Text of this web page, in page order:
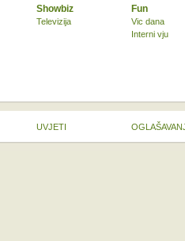
Showbiz
Televizija
Fun
Vic dana
Interni vju
UVJETI